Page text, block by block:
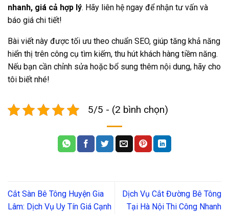
nhanh, giá cả hợp lý. Hãy liên hệ ngay để nhận tư vấn và
báo giá chi tiết!
Bài viết này được tối ưu theo chuẩn SEO, giúp tăng khả năng
hiển thị trên công cụ tìm kiếm, thu hút khách hàng tiềm năng.
Nếu bạn cần chỉnh sửa hoặc bổ sung thêm nội dung, hãy cho
tôi biết nhé!
5/5 - (2 bình chọn)
Cắt Sàn Bê Tông Huyện Gia
Lâm: Dịch Vụ Uy Tín Giá Cạnh
Dịch Vụ Cắt Đường Bê Tông
Tại Hà Nội Thi Công Nhanh